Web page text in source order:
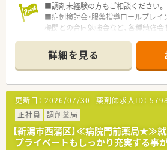
■調剤未経験の方もご相談ください。
■症例検討会・服薬指導ロールプレイ
機関との合同勉強会など、各種勉強会
■この求人は大手薬局求人特集に掲
詳細を見る
更新日： 2026/07/30 薬剤師求人ID：
正社員
調剤薬局
【新潟市西蒲区】≪病院門前薬局★≫
プライベートもしっかり充実する事